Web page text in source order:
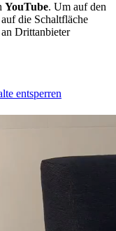
YouTube. Um auf den
die Schaltfläche
Drittanbieter
entsperren